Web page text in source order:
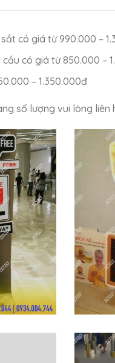
có giá từ 990.000 –
có giá từ 850.000 –
– 1.350.000đ
số lượng vui lòng liên